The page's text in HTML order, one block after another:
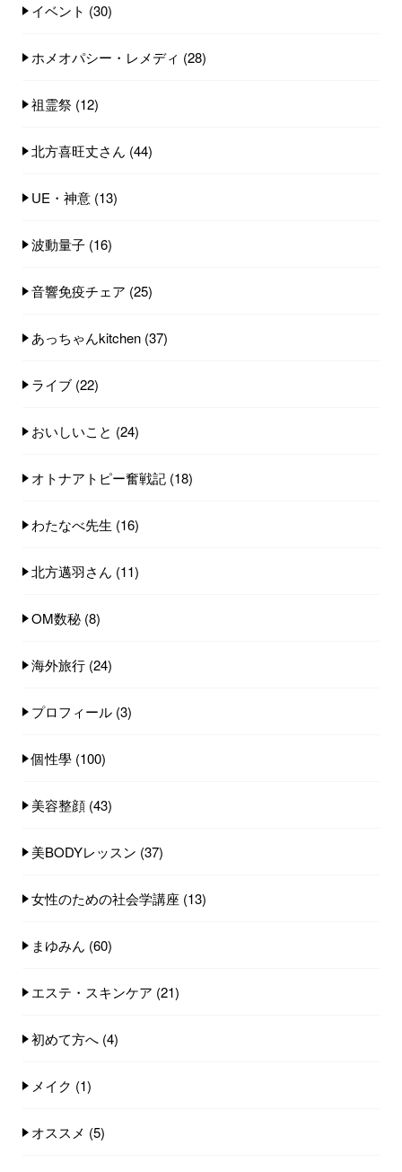
イベント (30)
ホメオパシー・レメディ (28)
祖霊祭 (12)
北方喜旺丈さん (44)
UE・神意 (13)
波動量子 (16)
音響免疫チェア (25)
あっちゃんkitchen (37)
ライブ (22)
おいしいこと (24)
オトナアトピー奮戦記 (18)
わたなべ先生 (16)
北方邁羽さん (11)
OM数秘 (8)
海外旅行 (24)
プロフィール (3)
個性學 (100)
美容整顔 (43)
美BODYレッスン (37)
女性のための社会学講座 (13)
まゆみん (60)
エステ・スキンケア (21)
初めて方へ (4)
メイク (1)
オススメ (5)